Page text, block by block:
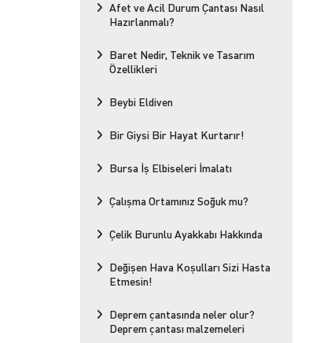
Afet ve Acil Durum Çantası Nasıl
Hazırlanmalı?
Baret Nedir, Teknik ve Tasarım
Özellikleri
Beybi Eldiven
Bir Giysi Bir Hayat Kurtarır!
Bursa İş Elbiseleri İmalatı
Çalışma Ortamınız Soğuk mu?
Çelik Burunlu Ayakkabı Hakkında
Değişen Hava Koşulları Sizi Hasta
Etmesin!
Deprem çantasında neler olur?
Deprem çantası malzemeleri